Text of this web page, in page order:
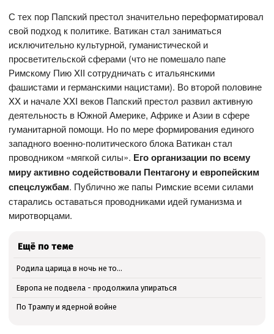
С тех пор Папский престол значительно переформатировал
свой подход к политике. Ватикан стал заниматься
исключительно культурной, гуманистической и
просветительской сферами (что не помешало папе
Римскому Пию XII сотрудничать с итальянскими
фашистами и германскими нацистами). Во второй половине
XX и начале XXI веков Папский престол развил активную
деятельность в Южной Америке, Африке и Азии в сфере
гуманитарной помощи. Но по мере формирования единого
западного военно-политического блока Ватикан стал
проводником «мягкой силы». Его организации по всему
миру активно содействовали Пентагону и европейским
спецслужбам. Публично же папы Римские всеми силами
старались оставаться проводниками идей гуманизма и
миротворцами.
Ещё по теме
Родила царица в ночь не то…
Европа не подвела - продолжила упираться
По Трампу и ядерной войне